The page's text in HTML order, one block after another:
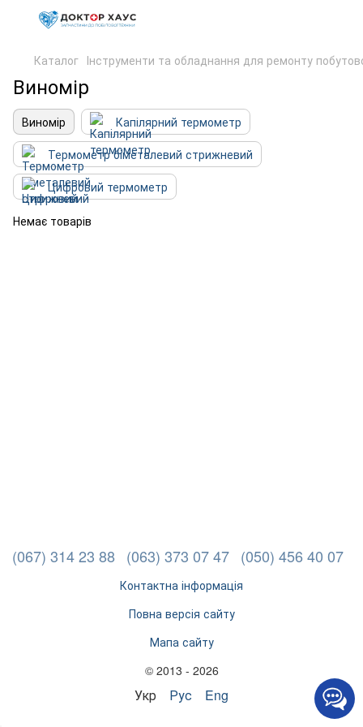
Каталог Інструменти та обладнання для ремонту
Виномір
Виномір
Капілярний термометр
Термометр біметалевий стрижневий
Цифровий термометр
Немає товарів
(067) 314 23 88 (063) 373 07 47 (050) 456 40 07
Контактна інформація
Повна версія сайту
Мапа сайту
© 2013 - 2026
Укр Рус Eng